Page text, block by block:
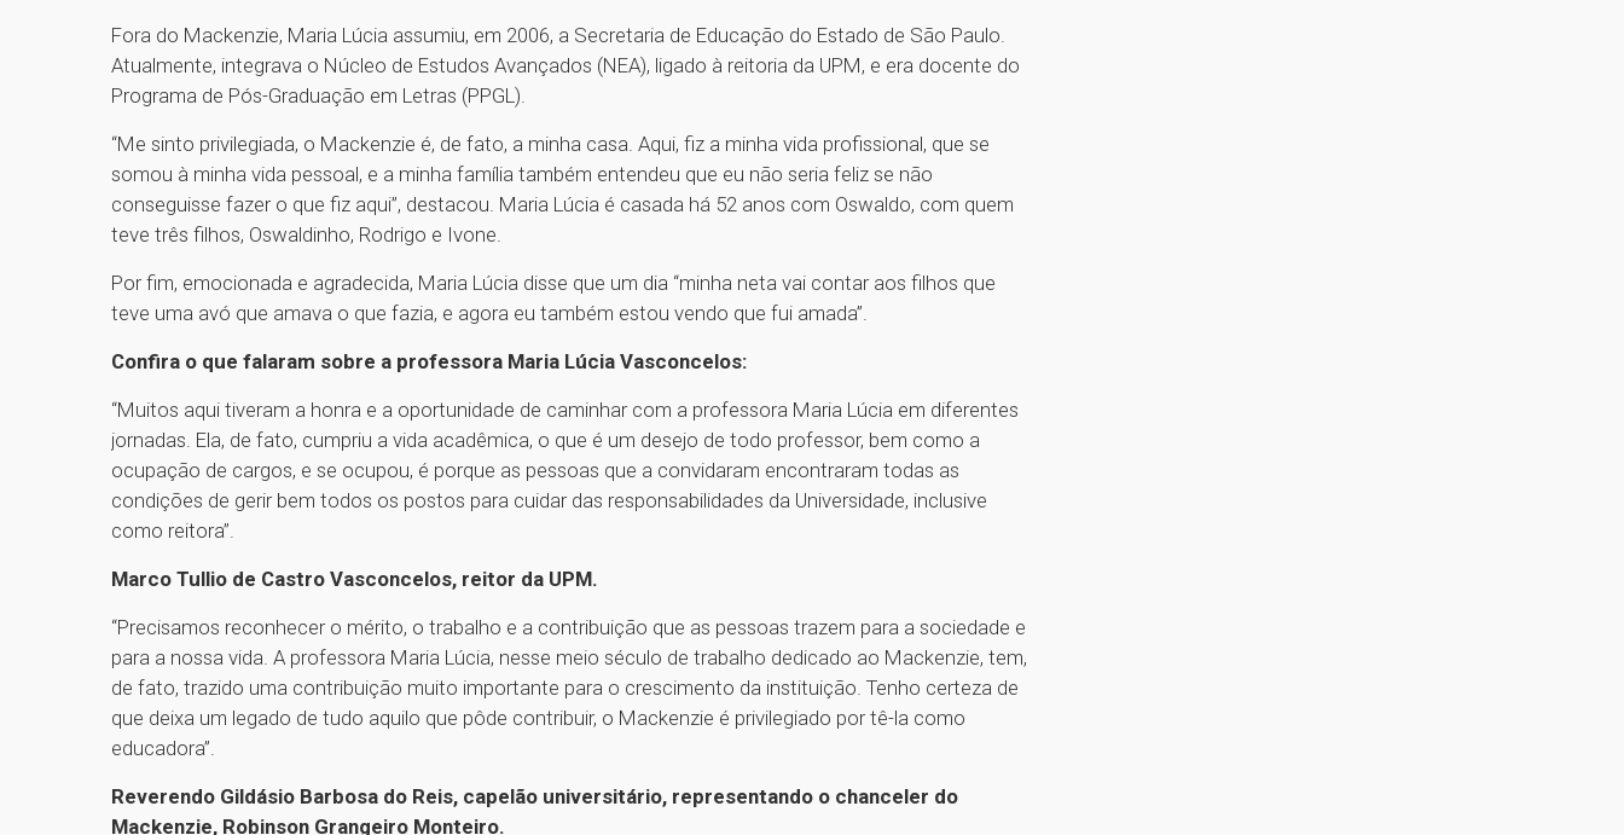
Fora do Mackenzie, Maria Lúcia assumiu, em 2006, a Secretaria de Educação do Estado de São Paulo.
Atualmente, integrava o Núcleo de Estudos Avançados (NEA), ligado à reitoria da UPM, e era docente do
Programa de Pós-Graduação em Letras (PPGL).
“Me sinto privilegiada, o Mackenzie é, de fato, a minha casa. Aqui, fiz a minha vida profissional, que se
somou à minha vida pessoal, e a minha família também entendeu que eu não seria feliz se não
conseguisse fazer o que fiz aqui”, destacou. Maria Lúcia é casada há 52 anos com Oswaldo, com quem
teve três filhos, Oswaldinho, Rodrigo e Ivone.
Por fim, emocionada e agradecida, Maria Lúcia disse que um dia “minha neta vai contar aos filhos que
teve uma avó que amava o que fazia, e agora eu também estou vendo que fui amada”.
Confira o que falaram sobre a professora Maria Lúcia Vasconcelos:
“Muitos aqui tiveram a honra e a oportunidade de caminhar com a professora Maria Lúcia em diferentes
jornadas. Ela, de fato, cumpriu a vida acadêmica, o que é um desejo de todo professor, bem como a
ocupação de cargos, e se ocupou, é porque as pessoas que a convidaram encontraram todas as
condições de gerir bem todos os postos para cuidar das responsabilidades da Universidade, inclusive
como reitora”.
Marco Tullio de Castro Vasconcelos, reitor da UPM.
“Precisamos reconhecer o mérito, o trabalho e a contribuição que as pessoas trazem para a sociedade e
para a nossa vida. A professora Maria Lúcia, nesse meio século de trabalho dedicado ao Mackenzie, tem,
de fato, trazido uma contribuição muito importante para o crescimento da instituição. Tenho certeza de
que deixa um legado de tudo aquilo que pôde contribuir, o Mackenzie é privilegiado por tê-la como
educadora”.
Reverendo Gildásio Barbosa do Reis, capelão universitário, representando o chanceler do
Mackenzie, Robinson Grangeiro Monteiro.